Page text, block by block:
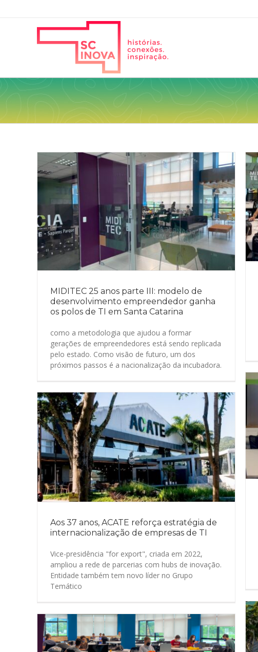
MIDITEC 25 anos parte III: modelo de
desenvolvimento empreendedor ganha
os polos de TI em Santa Catarina
como a metodologia que ajudou a formar
gerações de empreendedores está sendo replicada
pelo estado. Como visão de futuro, um dos
próximos passos é a nacionalização da incubadora.
Aos 37 anos, ACATE reforça estratégia de
internacionalização de empresas de TI
Vice-presidência "for export", criada em 2022,
ampliou a rede de parcerias com hubs de inovação.
Entidade também tem novo líder no Grupo
Temático